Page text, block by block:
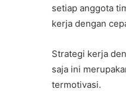
setiap anggota
kerja dengan
Strategi kerja
saja ini
termotivasi.